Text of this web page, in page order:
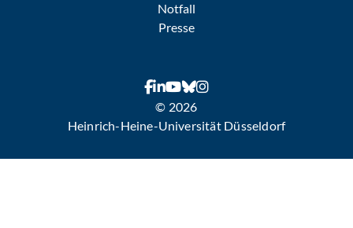
Notfall
Presse
© 2026
Heinrich-Heine-Universität Düsseldorf